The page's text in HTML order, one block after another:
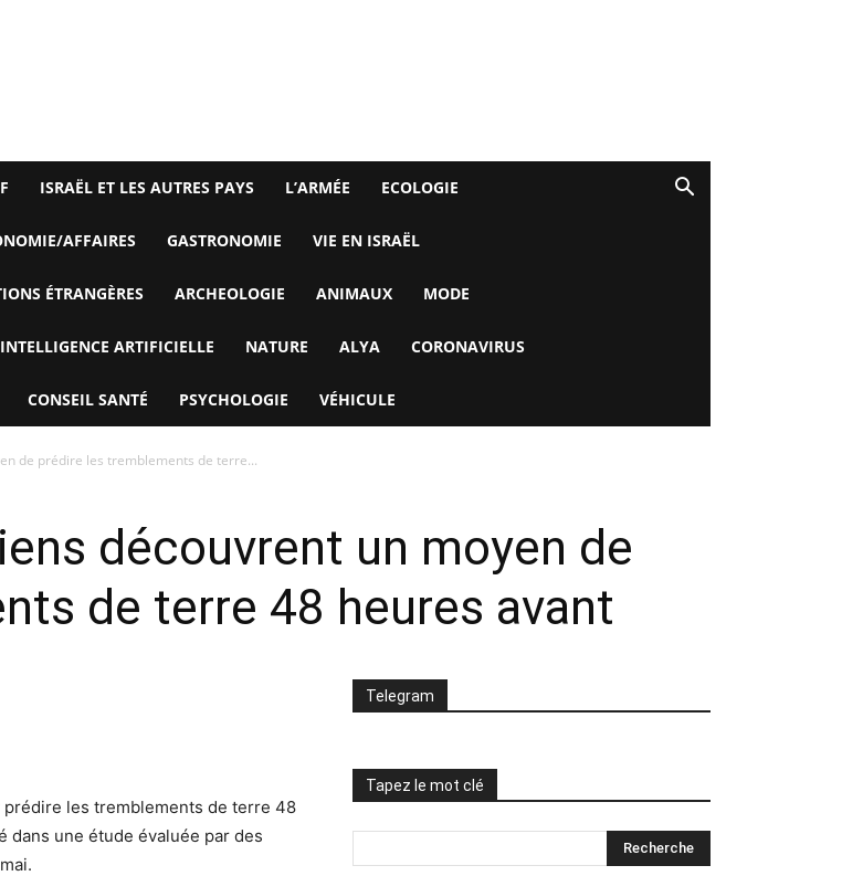
ISRAËL ET LES AUTRES PAYS L’ARMÉE ECOLOGIE
AFFAIRES GASTRONOMIE VIE EN ISRAËL
ÉTRANGÈRES ARCHEOLOGIE ANIMAUX MODE
INTELLIGENCE ARTIFICIELLE NATURE ALYA CORONAVIRUS
CONSEIL SANTÉ PSYCHOLOGIE VÉHICULE
de prédire les tremblements de terre...
découvrent un moyen de
de terre 48 heures avant
les tremblements de terre 48
dans une étude évaluée par des
Telegram
Tapez le mot clé